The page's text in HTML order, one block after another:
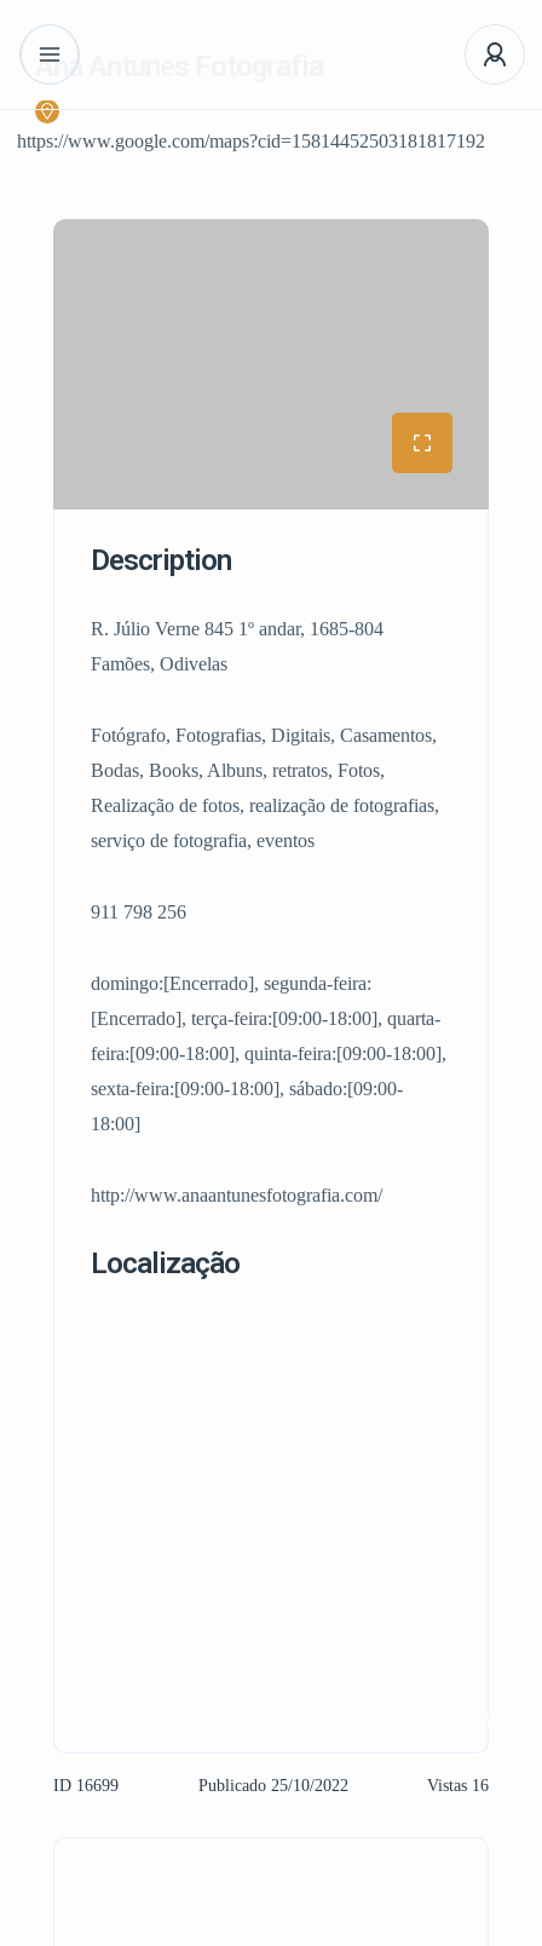
Ana Antunes Fotografia
https://www.google.com/maps?cid=15814452503181817192
Description
R. Júlio Verne 845 1º andar, 1685-804
Famões, Odivelas
Fotógrafo, Fotografias, Digitais, Casamentos,
Bodas, Books, Albuns, retratos, Fotos,
Realização de fotos, realização de fotografias,
serviço de fotografia, eventos
911 798 256
domingo:[Encerrado], segunda-feira:
[Encerrado], terça-feira:[09:00-18:00], quarta-
feira:[09:00-18:00], quinta-feira:[09:00-18:00],
sexta-feira:[09:00-18:00], sábado:[09:00-
18:00]
http://www.anaantunesfotografia.com/
Localização
ID 16699 Publicado 25/10/2022 Vistas 16